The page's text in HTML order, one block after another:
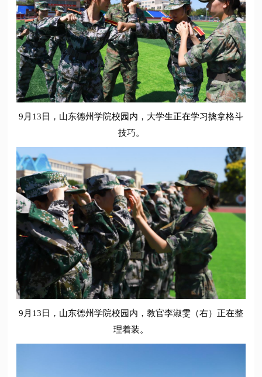
9月13日，山东德州学院校园内，大学生正在学习擒拿格斗
技巧。
9月13日，山东德州学院校园内，教官李淑雯（右）正在整
理着装。